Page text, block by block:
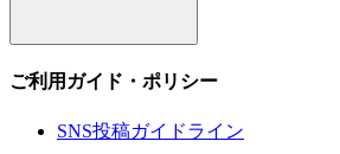
ご利用ガイド・ポリシー
SNS投稿ガイドライン